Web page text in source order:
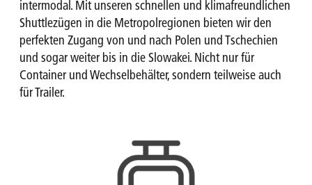
intermodal. Mit unseren schnellen und klimafreundlichen
Shuttlezügen in die Metropolregionen bieten wir den
perfekten Zugang von und nach Polen und Tschechien
und sogar weiter bis in die Slowakei. Nicht nur für
Container und Wechselbehälter, sondern teilweise auch
für Trailer.